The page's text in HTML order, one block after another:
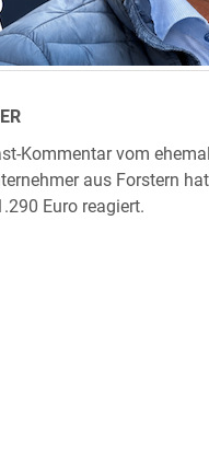
Kommentar vom
aus Forstern
Euro reagiert.